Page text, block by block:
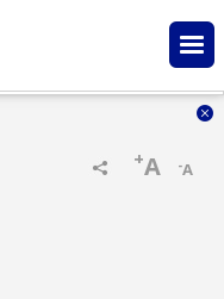
-A
+A